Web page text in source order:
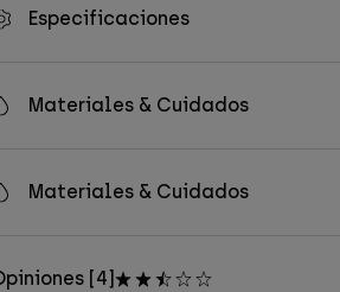
Especificaciones
Materiales & Cuidados
Materiales & Cuidados
[4]